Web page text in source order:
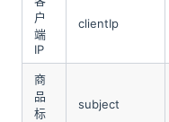
户
端
IP
clientIp
商
品
标
subject